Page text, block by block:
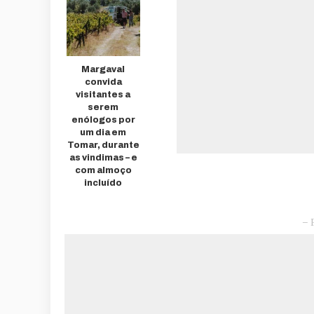
Margaval
convida
visitantes a
serem
enólogos por
um dia em
Tomar, durante
as vindimas – e
com almoço
incluído
–